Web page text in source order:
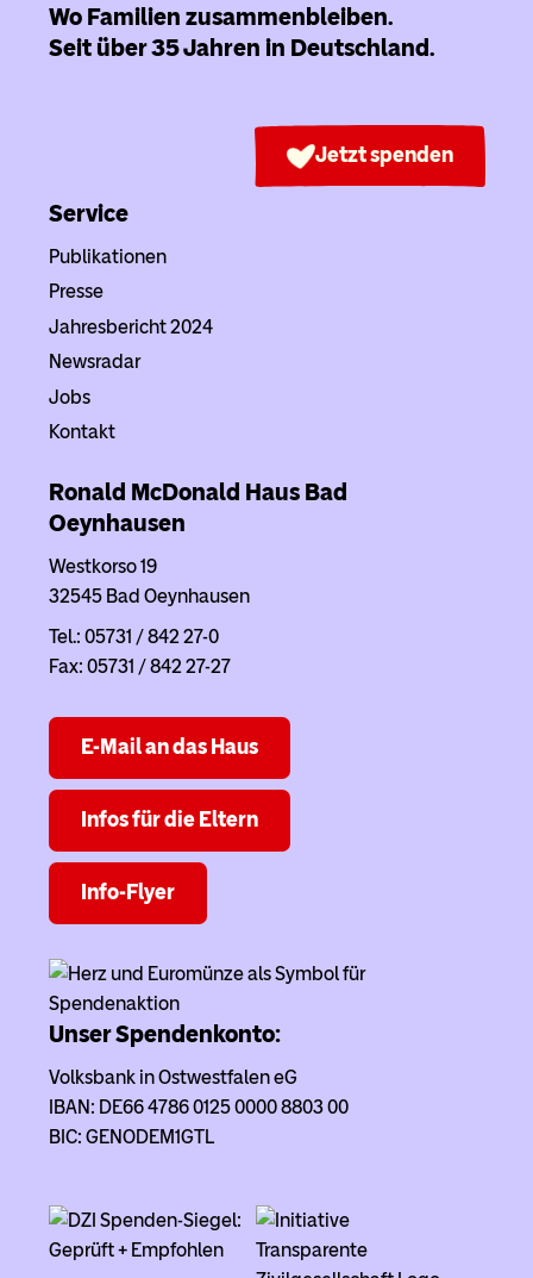
Wo Familien zusammenbleiben.
Seit über 35 Jahren in Deutschland.
Jetzt spenden
Service
Publikationen
Presse
Jahresbericht 2024
Newsradar
Jobs
Kontakt
Ronald McDonald Haus Bad
Oeynhausen
Westkorso 19
32545 Bad Oeynhausen
Tel.: 05731 / 842 27-0
Fax: 05731 / 842 27-27
E-Mail an das Haus
Infos für die Eltern
Info-Flyer
Unser Spendenkonto:
Volksbank in Ostwestfalen eG
IBAN: DE66 4786 0125 0000 8803 00
BIC: GENODEM1GTL